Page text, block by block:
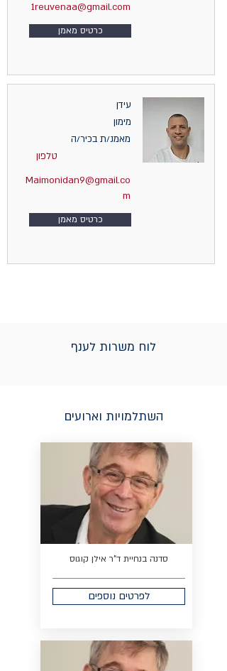
1reuvenaa@gmail.com
כרטיס מאמן
עידן
מימון
מאמנ/ת בכיר/ה
טלפון
Maimonidan9@gmail.co
m
כרטיס מאמן
לוח משרות לענף
השתלמויות וארועים
סדנה בנחיית ד"ר אילן קוגוס
לפרטים נוספים